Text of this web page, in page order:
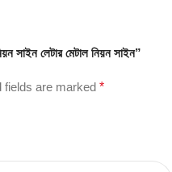
লেটার মেটাল নিয়ন সাইন”
fields are marked*